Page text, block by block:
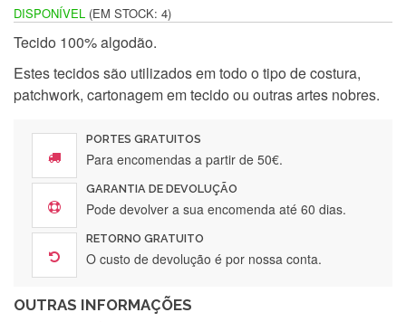
DISPONÍVEL (EM STOCK: 4)
Tecido 100% algodão.
Estes tecidos são utilizados em todo o tipo de costura,
patchwork, cartonagem em tecido ou outras artes nobres.
PORTES GRATUITOS
Para encomendas a partir de 50€.
GARANTIA DE DEVOLUÇÃO
Pode devolver a sua encomenda até 60 dias.
RETORNO GRATUITO
O custo de devolução é por nossa conta.
OUTRAS INFORMAÇÕES